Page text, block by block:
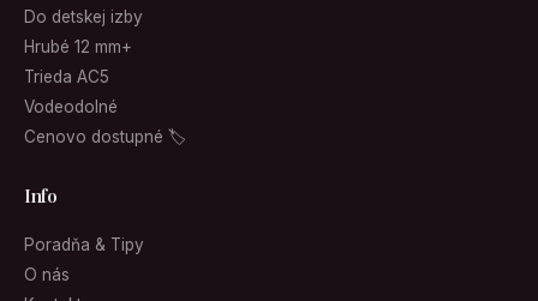
Do detskej izby
Hrubé 12 mm+
Trieda AC5
Vodeodolné
Cenovo dostupné 🏷
Info
Poradňa & Tipy
O nás